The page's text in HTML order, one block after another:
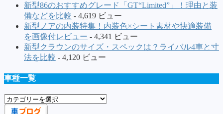
新型86のおすすめグレード「GT“Limited”」！理由と装
備などを比較 - 4,619 ビュー
新型ノアの内装特集！内装色×シート素材や快適装備
を画像付レビュー - 4,341 ビュー
新型クラウンのサイズ・スペックは？ライバル4車と寸
法を比較 - 4,120 ビュー
車種一覧
車
種